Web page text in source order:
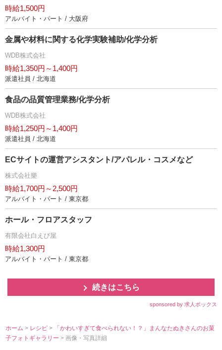
時給1,500円
アルバイト・パート / 大阪府
金属や材料に関する化学実験補助/化学分析
WDB株式会社
時給1,350円～1,400円
派遣社員 / 北海道
食品の品質管理業務/化学分析
WDB株式会社
時給1,250円～1,400円
派遣社員 / 北海道
ECサイトの運営アシスタント/アパレル・コスメなど
株式会社樂
時給1,700円～2,500円
アルバイト・パート / 東京都
ホール・フロアスタッフ
有限会社白えび屋
時給1,300円
アルバイト・パート / 東京都
続きはこちら
sponsored by 求人ボックス
ホーム > レシピ>
「かわいすぎて食べられない！？」まんなたぬきさんのお菓
子フォトギャラリー> 画像・写真詳細